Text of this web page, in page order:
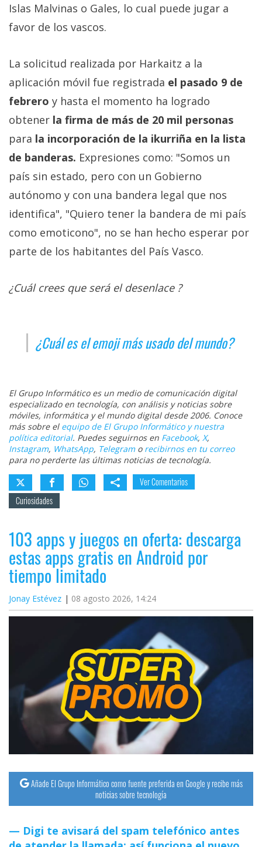
Islas Malvinas o Gales, lo cual puede jugar a
favor de los vascos.
La solicitud realizada por Harkaitz a la
aplicación móvil fue registrada el pasado 9 de
febrero y hasta el momento ha logrado
obtener la firma de más de 20 mil personas
para la incorporación de la ikurriña en la lista
de banderas. Expresiones como: "Somos un
país sin estado, pero con un Gobierno
autónomo y con una bandera legal que nos
identifica", "Quiero tener la bandera de mi país
como emoticono", no se han hecho esperar por
parte de los habitantes del País Vasco.
¿Cuál crees que será el desenlace ?
¿Cuál es el emoji más usado del mundo?
El Grupo Informático es un medio de comunicación digital
especializado en tecnología, con análisis y noticias sobre
móviles, informática y el mundo digital desde 2006. Conoce
más sobre el equipo de El Grupo Informático y nuestra
política editorial. Puedes seguirnos en Facebook, X,
Instagram, WhatsApp, Telegramo recibirnos en tu correo
para no perderte las últimas noticias de tecnología.
Ver Comentarios
Curiosidades
103 apps y juegos en oferta: descarga
estas apps gratis en Android por
tiempo limitado
Jonay Estévez 08 agosto 2026, 14:24
Añade El Grupo Informático como fuente preferida en Google y recibe más
noticias sobre tecnología
Digi te avisará del spam telefónico antes